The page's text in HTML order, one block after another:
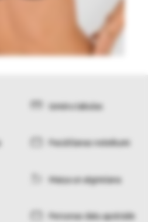
Izmēru tabulas
Pasūtīšanas noteikumi
Maiņa un atgriešana
Personas datu apstrāde